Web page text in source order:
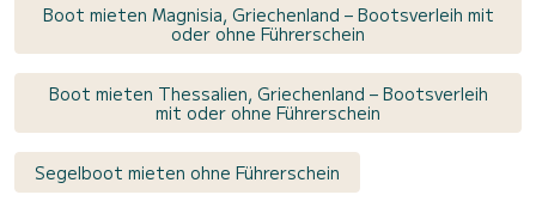
Boot mieten Magnisia, Griechenland – Bootsverleih mit
oder ohne Führerschein
Boot mieten Thessalien, Griechenland – Bootsverleih
mit oder ohne Führerschein
Segelboot mieten ohne Führerschein